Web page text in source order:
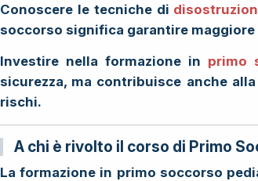
Conoscere le tecniche di
soccorso significa garantire
Investire nella formazione in primo
sicurezza, ma contribuisce anche
rischi.
A chi è rivolto il corso di Primo
La formazione in primo soccorso